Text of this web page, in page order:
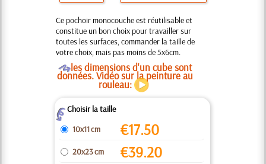
Ce pochoir monocouche est réutilisable et
constitue un bon choix pour travailler sur
toutes les surfaces, commander la taille de
votre choix, mais pas moins de 5x6cm.
Oles dimensions d'un cube sont
données. Vidéo sur la peinture au
rouleau:
ZChoisir la taille
10x11 cm
€17.50
20x23 cm €39.20